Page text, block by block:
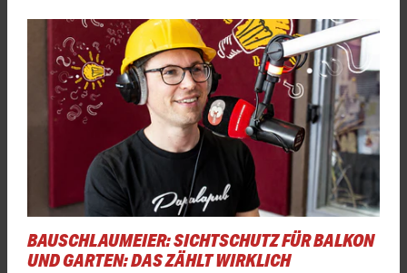
BAUSCHLAUMEIER: SICHTSCHUTZ FÜR BALKON
UND GARTEN: DAS ZÄHLT WIRKLICH